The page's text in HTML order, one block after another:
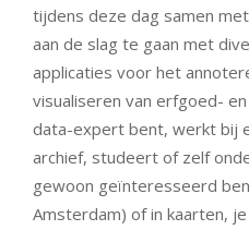
tijdens deze dag samen
aan de slag te gaan met
applicaties voor het
visualiseren van erfgoed-
data-expert bent, werkt bij
archief, studeert of zelf
gewoon geïnteresseerd
Amsterdam) of in kaarten,